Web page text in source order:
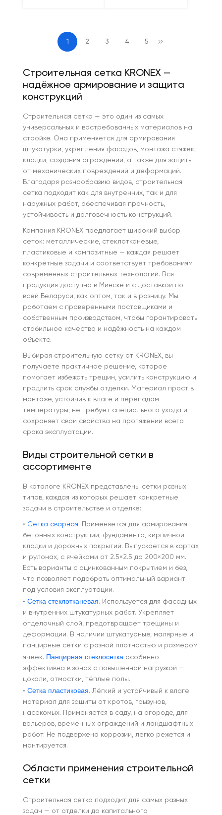
1 2 3 4 5
Строительная сетка KRONEX —
надёжное армирование и защита
конструкций
Строительная сетка — это один из самых
универсальных и востребованных материалов на
стройке. Она применяется для армирования
штукатурки, укрепления фасадов, монтажа стяжек,
кладки, создания ограждений, а также для защиты
от механических повреждений и деформаций.
Благодаря разнообразию видов, строительная
сетка подходит как для внутренних, так и для
наружных работ, обеспечивая прочность,
устойчивость и долговечность конструкций.
Компания KRONEX предлагает широкий выбор
сеток: металлические, стеклотканевые,
пластиковые и композитные — каждая решает
конкретные задачи и соответствует требованиям
современных строительных технологий. Вся
продукция доступна в Минске и с доставкой по
всей Беларуси, как оптом, так и в розницу. Мы
работаем с проверенными поставщиками и
собственным производством, чтобы гарантировать
стабильное качество и надёжность на каждом
объекте.
Выбирая строительную сетку от KRONEX, вы
получаете практичное решение, которое
помогает избежать трещин, усилить конструкцию и
продлить срок службы отделки. Материал прост в
монтаже, устойчив к влаге и перепадам
температуры, не требует специального ухода и
сохраняет свои свойства на протяжении всего
срока эксплуатации.
Виды строительной сетки в
ассортименте
В каталоге KRONEX представлены сетки разных
типов, каждая из которых решает конкретные
задачи в строительстве и отделке:
• Сетка сварная. Применяется для армирования
бетонных конструкций, фундамента, кирпичной
кладки и дорожных покрытий. Выпускается в картах
и рулонах, с ячейками от 2.5×2.5 до 200×200 мм.
Есть варианты с оцинкованным покрытием и без,
что позволяет подобрать оптимальный вариант
под условия эксплуатации.
• Сетка стеклотканевая. Используется для фасадных
и внутренних штукатурных работ. Укрепляет
отделочный слой, предотвращает трещины и
деформации. В наличии штукатурные, малярные и
панцирные сетки с разной плотностью и размером
ячеек. Панцирная стеклосетка особенно
эффективна в зонах с повышенной нагрузкой —
цоколи, отмостки, тёплые полы.
• Сетка пластиковая. Лёгкий и устойчивый к влаге
материал для защиты от кротов, грызунов,
насекомых. Применяется в саду, на огороде, для
вольеров, временных ограждений и ландшафтных
работ. Не подвержена коррозии, легко режется и
монтируется.
Области применения строительной
сетки
Строительная сетка подходит для самых разных
задач — от отделки до капитального